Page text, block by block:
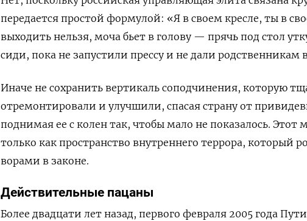
передается простой формулой: «Я в своем кресле, ты в
выходить нельзя, моча бьет в голову — прячь под стол
сиди, пока не запустили прессу и не дали родственникам
Иначе не сохранить вертикаль соподчинения, которую
отремонтировали и улучшили, спасая страну от
поднимая ее с колен так, чтобы мало не показалось. Этот
только как пространство внутреннего террора, который
ворами в законе.
Действительные пацаны
Более двадцати лет назад, первого февраля 2005 года